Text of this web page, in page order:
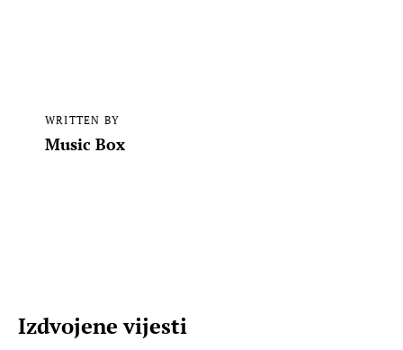
WRITTEN BY
Music Box
Izdvojene vijesti